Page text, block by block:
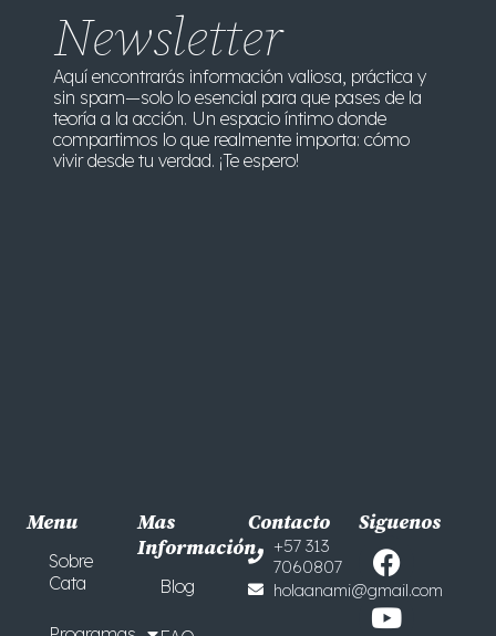
Newsletter
Aquí encontrarás información valiosa, práctica y
sin spam—solo lo esencial para que pases de la
teoría a la acción. Un espacio íntimo donde
compartimos lo que realmente importa: cómo
vivir desde tu verdad. ¡Te espero!
Menu
Sobre
Cata
Mas
Información
Blog
Siguenos
F
a
c
Y
o
u
Contacto
+57 313
7060807
holaanami@gmail.com